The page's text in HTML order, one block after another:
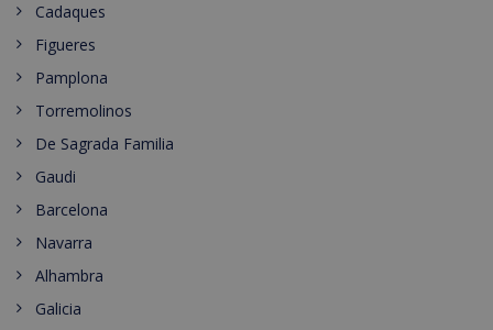
Cadaques
Figueres
Pamplona
Torremolinos
De Sagrada Familia
Gaudi
Barcelona
Navarra
Alhambra
Galicia